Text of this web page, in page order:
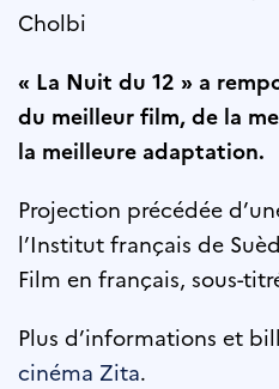
Cholbi
« La Nuit du 12 » a
du meilleur film, de la
la meilleure adaptation.
Projection précédée
l’Institut français de
Film en français, sous-
Plus d’informations et
cinéma Zita.